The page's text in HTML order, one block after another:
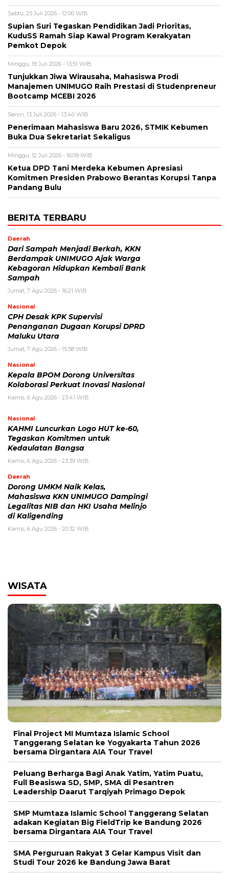
Sabtu, 25 Juli 2026 - 12:00 WIB
Supian Suri Tegaskan Pendidikan Jadi Prioritas,
KuduSS Ramah Siap Kawal Program Kerakyatan
Pemkot Depok
Minggu, 19 Juli 2026 - 13:51 WIB
Tunjukkan Jiwa Wirausaha, Mahasiswa Prodi
Manajemen UNIMUGO Raih Prestasi di Studenpreneur
Bootcamp MCEBI 2026
Senin, 13 Juli 2026 - 13:40 WIB
Penerimaan Mahasiswa Baru 2026, STMIK Kebumen
Buka Dua Sekretariat Sekaligus
Minggu, 12 Juli 2026 - 16:09 WIB
Ketua DPD Tani Merdeka Kebumen Apresiasi
Komitmen Presiden Prabowo Berantas Korupsi Tanpa
Pandang Bulu
BERITA TERBARU
Daerah
Dari Sampah Menjadi Berkah, KKN
Berdampak UNIMUGO Ajak Warga
Kebagoran Hidupkan Kembali Bank
Sampah
Jumat, 7 Agu 2026 - 16:21 WIB
Nasional
CPH Desak KPK Supervisi
Penanganan Dugaan Korupsi DPRD
Maluku Utara
Jumat, 7 Agu 2026 - 15:58 WIB
Nasional
Kepala BPOM Dorong Universitas
Kolaborasi Perkuat Inovasi Nasional
Kamis, 6 Agu 2026 - 23:41 WIB
Nasional
KAHMI Luncurkan Logo HUT ke-60,
Tegaskan Komitmen untuk
Kedaulatan Bangsa
Kamis, 6 Agu 2026 - 23:39 WIB
Daerah
Dorong UMKM Naik Kelas,
Mahasiswa KKN UNIMUGO Dampingi
Legalitas NIB dan HKI Usaha Melinjo
di Kaligending
Kamis, 6 Agu 2026 - 20:32 WIB
WISATA
Final Project MI Mumtaza Islamic School
Tanggerang Selatan ke Yogyakarta Tahun 2026
bersama Dirgantara AIA Tour Travel
Peluang Berharga Bagi Anak Yatim, Yatim Puatu,
Full Beasiswa SD, SMP, SMA di Pesantren
Leadership Daarut Tarqiyah Primago Depok
SMP Mumtaza Islamic School Tanggerang Selatan
adakan Kegiatan Big FieldTrip ke Bandung 2026
bersama Dirgantara AIA Tour Travel
SMA Perguruan Rakyat 3 Gelar Kampus Visit dan
Studi Tour 2026 ke Bandung Jawa Barat